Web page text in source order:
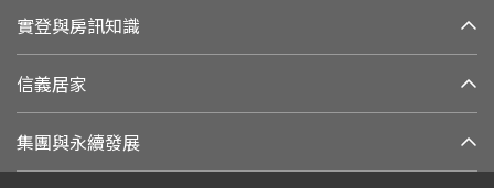
實登與房訊知識
信義居家
集團與永續發展